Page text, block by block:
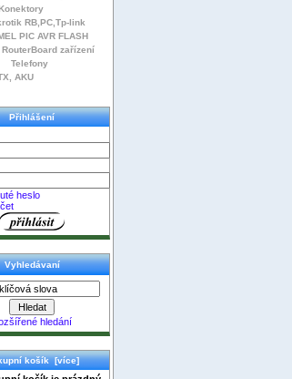
RB,PC,Tp-link
PIC AVR FLASH
RouterBoard zařízení
Telefony
AKU
Přihlášení
heslo
Vyhledávaní
hledání
košík [více]